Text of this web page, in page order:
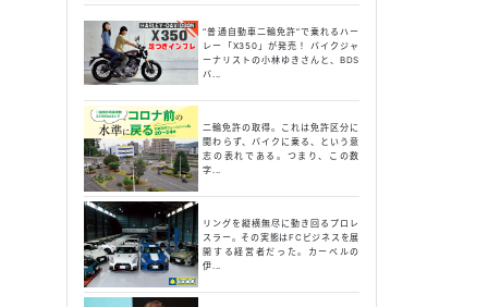
“普通自動車二輪免許”で乗れるハー
レー「X350」が発売！ バイクジャ
ーナリストの小林ゆきさんと、BDS
バ...
二輪免許の取得。これは免許区分に
関わらず、バイクに乗る、という意
志の表れである。つまり、この数
字...
リングを縦横無尽に動き回るプロレ
スラー。その実態はFCビジネスを展
開する経営者だった。カーベルの
伊...